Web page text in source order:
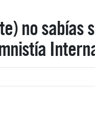
no sabías